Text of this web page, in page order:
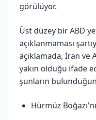
görülüyor.
Üst düzey bir ABD
açıklanmaması
açıklamada, İran ve
yakın olduğu ifade
şunların
Hürmüz